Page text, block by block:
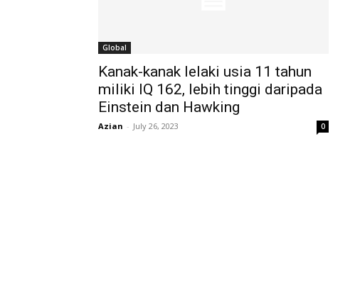
Global
Kanak-kanak lelaki usia 11 tahun
miliki IQ 162, lebih tinggi daripada
Einstein dan Hawking
Azian - July 26, 2023 0